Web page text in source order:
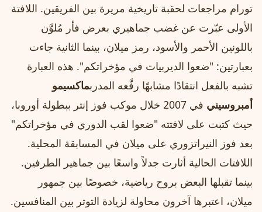
تورام مراجعات لحقبة تاريخية مريرة بين الفريقين. اللافتة
الأولى عبّرت عن غضب جماهيري بعرض فأر مُلوَّن
باللونين الأحمر والأسود، رمز ميلان، بينما الثانية جاءت
بعبارتين: "ضعوا الديربيات في مؤخراتكم". هذه العبارة
تشبه بالفعل انتقادًا مشابهًا رفَّعه المدربماكسيمو
أمبروسيني
في 2007 خلال موكب فوز إنتر ببطولة أوروبا،
حيث كتبت على لافتته "ضعوا لقب الدوري في مؤخراتكم"
بعد فوز النيراتزوري على ميلان في المسابقة المحلية.
اللافتات الحالية أثارت جدلاً واسعًا بين جماهير الطرفين.
بينما تقبلها البعض بروح رياضية، خصوصًا بين جمهور
ميلان، اعتبرها آخرون محاولة لزيادة التوتر بين المنافسين.